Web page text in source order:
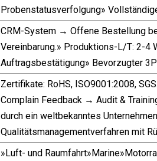
Probenstatusverfolgung»
CRM-System → Offene Bestellung
Vereinbarung.» Produktions-L/T: 2-4
Auftragsbestätigung» Bevorzugter
Zertifikate: RoHS, ISO9001:2008,
Complain Feedback → Audit &
durch ein weltbekanntes
Qualitätsmanagementverfahren mit
»Luft- und